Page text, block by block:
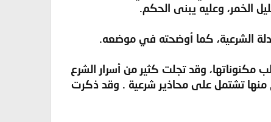
الخمر، وعليه يبنى الحكم.
مكنوناتها، وقد تجلت كثير من أسرار الشرع
منها تشتمل على محاذير شرعية . وقد ذكرت